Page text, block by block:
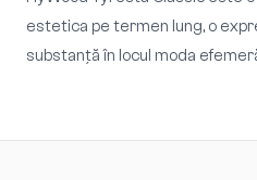
estetica pe termen lung, o
substanță în locul moda